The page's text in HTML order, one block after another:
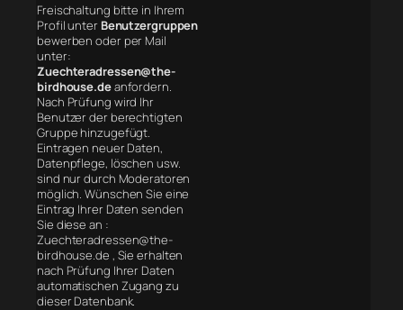
Freischaltung bitte in Ihrem
Profil unter Benutzergruppen
bewerben oder per Mail
unter:
Zuechteradressen@the-
birdhouse.deanfordern.
Nach Prüfung wird Ihr
Benutzer der berechtigten
Gruppe hinzugefügt.
Eintragen neuer Daten,
Datenpflege, löschen usw.
sind nur durch Moderatoren
möglich. Wünschen Sie eine
Eintrag Ihrer Daten senden
Sie diese an :
Zuechteradressen@the-
birdhouse.de , Sie erhalten
nach Prüfung Ihrer Daten
automatischen Zugang zu
dieser Datenbank.